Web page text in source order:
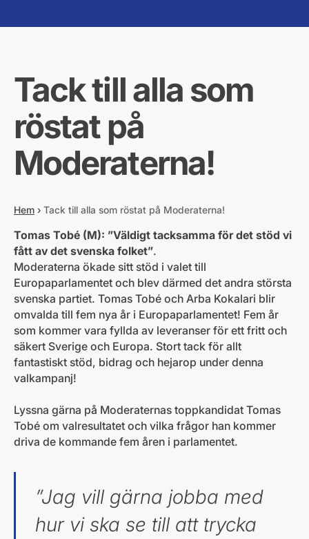
Tack till alla som
röstat på
Moderaterna!
Hem › Tack till alla som röstat på Moderaterna!
Tomas Tobé (M): ”Väldigt tacksamma för det stöd vi
fått av det svenska folket”.
Moderaterna ökade sitt stöd i valet till
Europaparlamentet och blev därmed det andra största
svenska partiet. Tomas Tobé och Arba Kokalari blir
omvalda till fem nya år i Europaparlamentet! Fem år
som kommer vara fyllda av leveranser för ett fritt och
säkert Sverige och Europa. Stort tack för allt
fantastiskt stöd, bidrag och hejarop under denna
valkampanj!
Lyssna gärna på Moderaternas toppkandidat Tomas
Tobé om valresultatet och vilka frågor han kommer
driva de kommande fem åren i parlamentet.
”Jag vill gärna jobba med
hur vi ska se till att trycka